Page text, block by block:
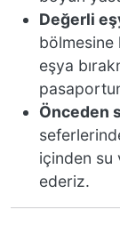
Değerli
bölmesine
eşya
Önceden
içinden su
ederiz.